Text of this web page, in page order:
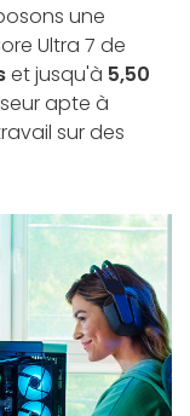
une
Ultra 7 de
et jusqu'à 5,50
apte à
sur des